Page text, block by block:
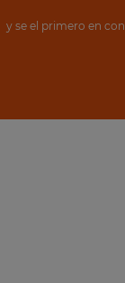
y se el primero en